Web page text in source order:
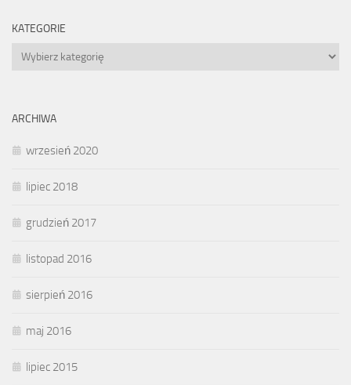
KATEGORIE
Kategorie
ARCHIWA
wrzesień 2020
lipiec 2018
grudzień 2017
listopad 2016
sierpień 2016
maj 2016
lipiec 2015